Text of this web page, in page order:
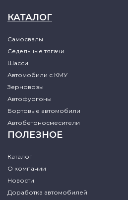
КАТАЛОГ
Самосвалы
Седельные тягачи
Шасси
Автомобили с КМУ
Зерновозы
Автофургоны
Бортовые автомобили
Автобетоносмесители
ПОЛЕЗНОЕ
Каталог
О компании
Новости
Доработка автомобилей